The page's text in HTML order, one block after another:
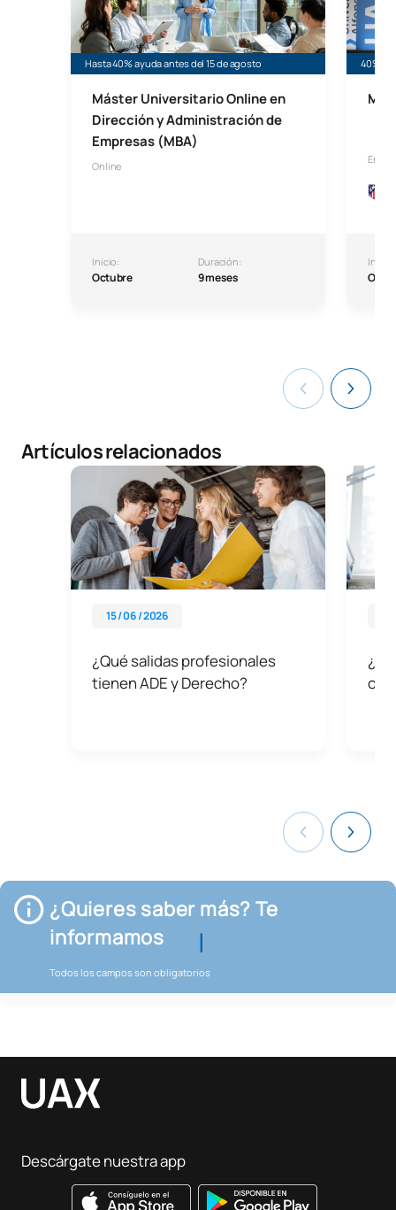
Hasta 40% ayuda antes del 15 de agosto
Máster Universitario Online en
Dirección y Administración de
Empresas (MBA)
Online
Inicio:
Octubre
Duración:
9 meses
40%
En
Inicio:
Artículos relacionados
15 / 06 / 2026
¿Qué salidas profesionales
tienen ADE y Derecho?
¿Quieres saber más? Te
informamos
Todos los campos son obligatorios
Descárgate nuestra app